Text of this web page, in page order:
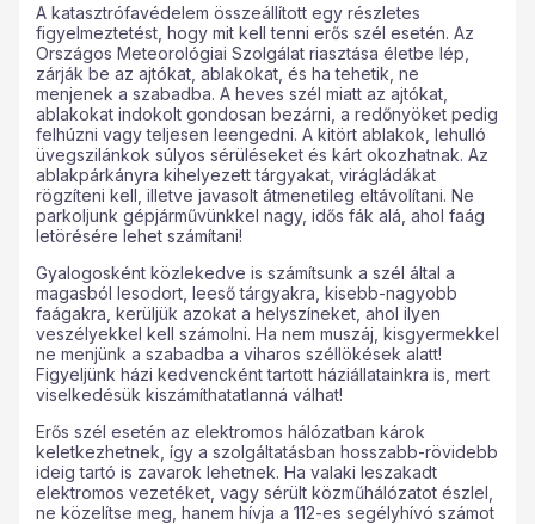
A katasztrófavédelem összeállított egy részletes
figyelmeztetést, hogy mit kell tenni erős szél esetén. Az
Országos Meteorológiai Szolgálat riasztása életbe lép,
zárják be az ajtókat, ablakokat, és ha tehetik, ne
menjenek a szabadba. A heves szél miatt az ajtókat,
ablakokat indokolt gondosan bezárni, a redőnyöket pedig
felhúzni vagy teljesen leengedni. A kitört ablakok, lehulló
üvegszilánkok súlyos sérüléseket és kárt okozhatnak. Az
ablakpárkányra kihelyezett tárgyakat, virágládákat
rögzíteni kell, illetve javasolt átmenetileg eltávolítani. Ne
parkoljunk gépjárművünkkel nagy, idős fák alá, ahol faág
letörésére lehet számítani!
Gyalogosként közlekedve is számítsunk a szél által a
magasból lesodort, leeső tárgyakra, kisebb-nagyobb
faágakra, kerüljük azokat a helyszíneket, ahol ilyen
veszélyekkel kell számolni. Ha nem muszáj, kisgyermekkel
ne menjünk a szabadba a viharos széllökések alatt!
Figyeljünk házi kedvencként tartott háziállatainkra is, mert
viselkedésük kiszámíthatatlanná válhat!
Erős szél esetén az elektromos hálózatban károk
keletkezhetnek, így a szolgáltatásban hosszabb-rövidebb
ideig tartó is zavarok lehetnek. Ha valaki leszakadt
elektromos vezetéket, vagy sérült közműhálózatot észlel,
ne közelítse meg, hanem hívja a 112-es segélyhívó számot